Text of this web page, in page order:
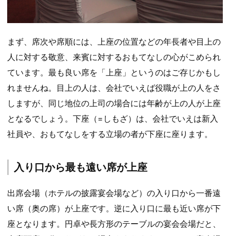
まず、席次や席順には、上座の位置などの年長者や目上の
人に対する敬意、来賓に対するおもてなしの心がこめられ
ています。最も良い席を「上座」というのはご存じかもし
れませんね。目上の人は、会社でいえば役職が上の人をさ
しますが、同じ地位の上司の場合には年齢が上の人が上座
となるでしょう。下座（=しもざ）は、会社でいえは新入
社員や、おもてなしをする立場の者が下座に座ります。
入り口から最も遠い席が上座
出席会場（ホテルの披露宴会場など）の入り口から一番遠
い席（奥の席）が上座です。逆に入り口に最も近い席が下
座となります。円卓や長方形のテーブルの宴会会場だと、